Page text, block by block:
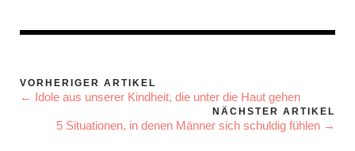
VORHERIGER ARTIKEL
← Idole aus unserer Kindheit, die unter die Haut gehen
NÄCHSTER ARTIKEL
5 Situationen, in denen Männer sich schuldig fühlen →